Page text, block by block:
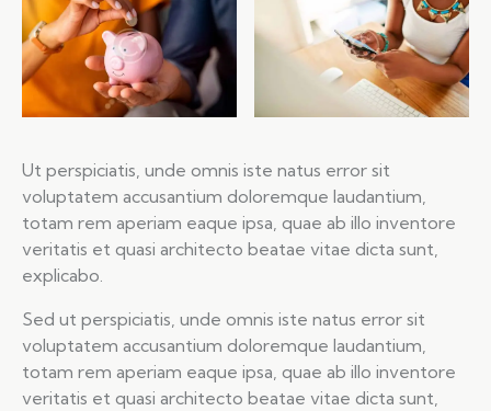
Ut perspiciatis, unde omnis iste natus error sit
voluptatem accusantium doloremque laudantium,
totam rem aperiam eaque ipsa, quae ab illo inventore
veritatis et quasi architecto beatae vitae dicta sunt,
explicabo.
Sed ut perspiciatis, unde omnis iste natus error sit
voluptatem accusantium doloremque laudantium,
totam rem aperiam eaque ipsa, quae ab illo inventore
veritatis et quasi architecto beatae vitae dicta sunt,